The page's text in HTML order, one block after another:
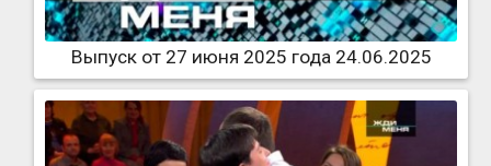
Выпуск от 27 июня 2025 года 24.06.2025